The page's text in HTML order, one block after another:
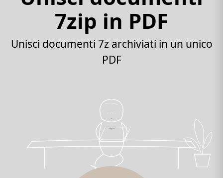
7zip in PDF
Unisci documenti 7z archiviati in un unico
PDF